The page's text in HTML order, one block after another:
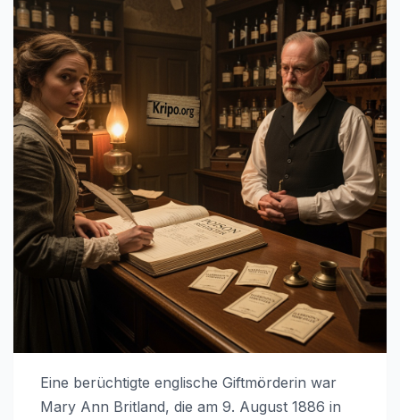
Eine berüchtigte englische Giftmörderin war
Mary Ann Britland, die am 9. August 1886 in